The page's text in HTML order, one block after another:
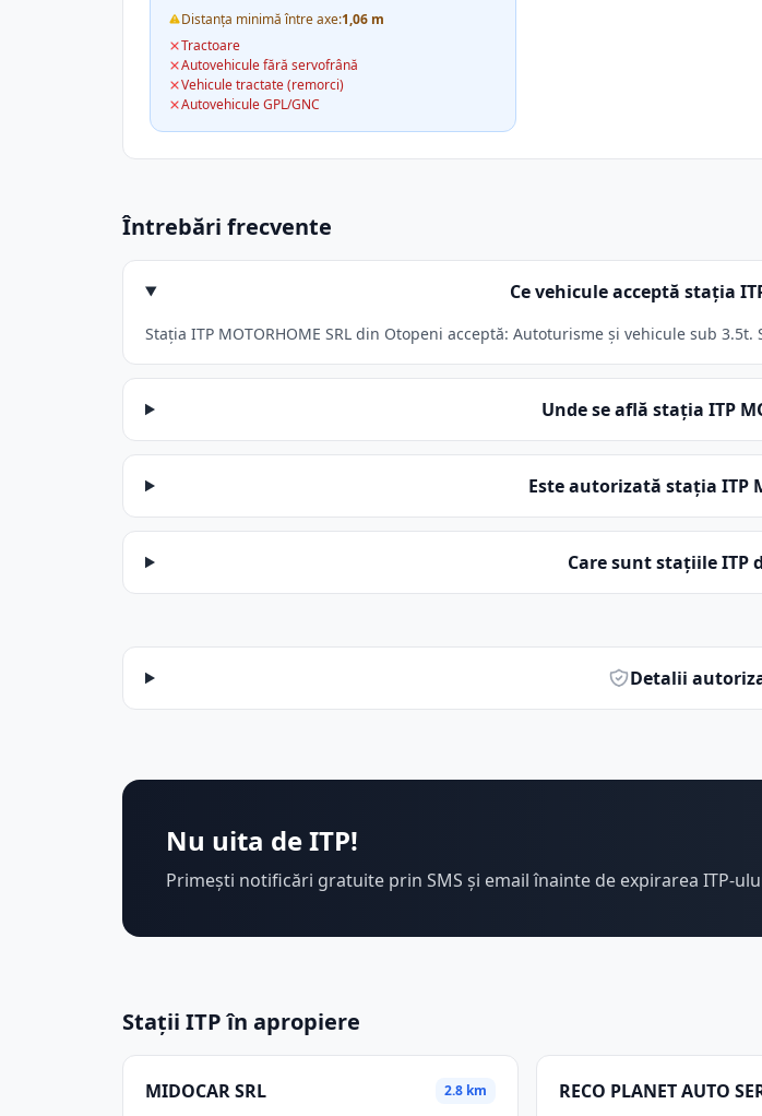
Distanța minimă între axe:1,06 m
Tractoare
Autovehicule fără servofrână
Vehicule tractate (remorci)
Autovehicule GPL/GNC
Întrebări frecvente
Ce vehicule acceptă stația
Stația ITP MOTORHOME SRL din Otopeni acceptă: Autoturisme și vehicule sub
Unde se află stația ITP
Este autorizată stația ITP
Care sunt stațiile ITP
Detalii
Nu uita de ITP!
Primești notificări gratuite prin SMS și email înainte de expirarea ITP-
Stații ITP în apropiere
MIDOCAR SRL 2.8 km RECO PLANET AUTO